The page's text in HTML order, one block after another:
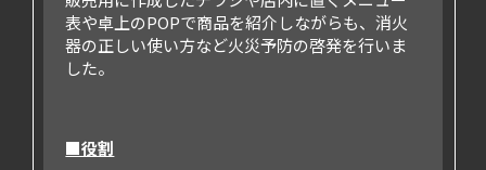
表や卓上のPOPで商品を紹介しながらも、消火
器の正しい使い方など火災予防の啓発を行いま
した。
■役割